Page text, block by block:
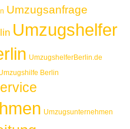
Umzugsanfrage
Umzugshelfer
UmzugshelferBerlin.de
Berlin
Umzugsunternehmen